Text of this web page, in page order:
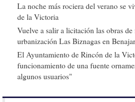
La noche más rociera del verano se
de la Victoria
Vuelve a salir a licitación las obras
urbanización Las Biznagas en
El Ayuntamiento de Rincón de la
funcionamiento de una fuente
algunos usuarios"